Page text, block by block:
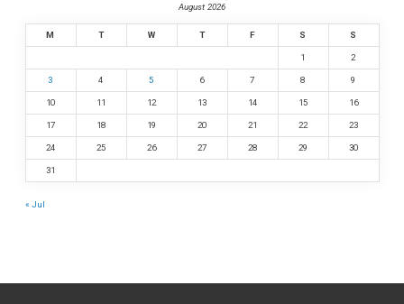
August 2026
M T W T F S S
1 2
3 4 5 6 7 8 9
10 11 12 13 14 15 16
17 18 19 20 21 22 23
24 25 26 27 28 29 30
31
« Jul